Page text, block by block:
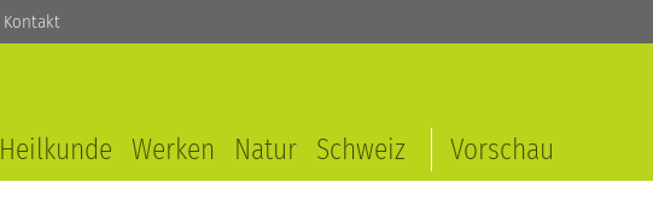
Kontakt
Heilkunde Werken Natur Schweiz Vorschau